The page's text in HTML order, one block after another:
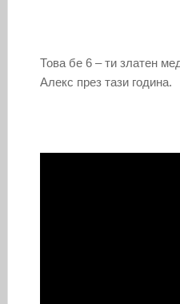
Това бе 6 – ти златен
Алекс през тази година.